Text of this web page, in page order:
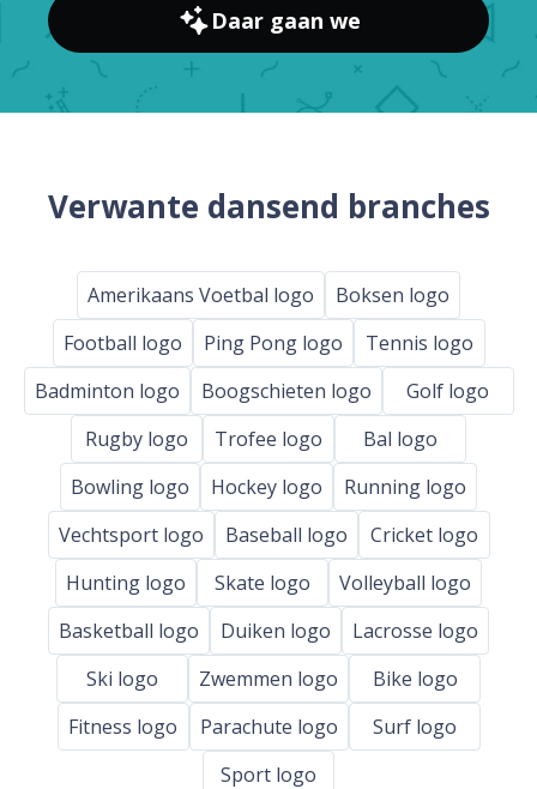
Daar gaan we
Verwante dansend branches
Amerikaans Voetbal logo
Boksen logo
Football logo
Ping Pong logo
Tennis logo
Badminton logo
Boogschieten logo
Golf logo
Rugby logo
Trofee logo
Bal logo
Bowling logo
Hockey logo
Running logo
Vechtsport logo
Baseball logo
Cricket logo
Hunting logo
Skate logo
Volleyball logo
Basketball logo
Duiken logo
Lacrosse logo
Ski logo
Zwemmen logo
Bike logo
Fitness logo
Parachute logo
Surf logo
Sport logo